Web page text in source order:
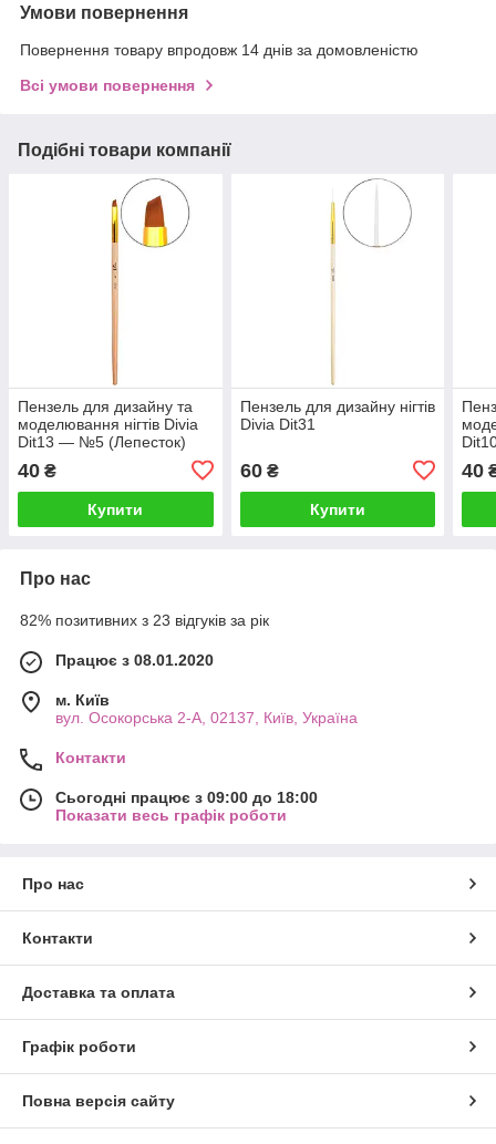
Умови повернення
Повернення товару впродовж 14 днів за домовленістю
Всі умови повернення
Подібні товари компанії
Пензель для дизайну та
моделювання нігтів Divia
Dit13 — №5 (Лепесток)
40 ₴
Купити
Пензель для дизайну нігтів
Divia Dit31
60₴
Купити
40
Про нас
82% позитивних з 23 відгуків за рік
Працює з 08.01.2020
м. Київ
вул. Осокорська 2-А, 02137, Київ, Україна
Контакти
Сьогодні працює з 09:00 до 18:00
Показати весь графік роботи
Про нас
Контакти
Доставка та оплата
Графік роботи
Повна версія сайту